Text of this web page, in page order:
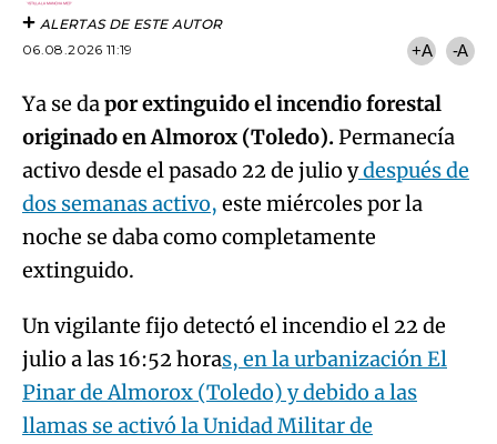
ALERTAS DE ESTE AUTOR
06.08.2026 11:19
+A -A
Ya se dapor extinguido el incendio forestal
originado en Almorox (Toledo).Permanecía
activo desde el pasado 22 de julio ydespués de
dos semanas activo, este miércoles por la
noche se daba como completamente
extinguido.
Un vigilante fijo detectó el incendio el 22 de
julio a las 16:52 horas, en la urbanización El
Pinar de Almorox (Toledo) y debido a las
llamas se activó la Unidad Militar de